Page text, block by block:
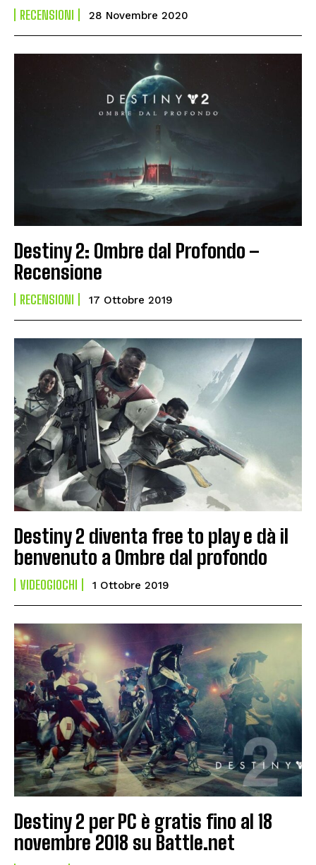
RECENSIONI 28 Novembre 2020
Destiny 2: Ombre dal Profondo –
Recensione
RECENSIONI 17 Ottobre 2019
Destiny 2 diventa free to play e dà il
benvenuto a Ombre dal profondo
VIDEOGIOCHI 1 Ottobre 2019
Destiny 2 per PC è gratis fino al 18
novembre 2018 su Battle.net